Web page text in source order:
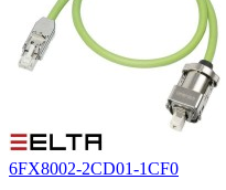
6FX8002-2CD01-1CF0